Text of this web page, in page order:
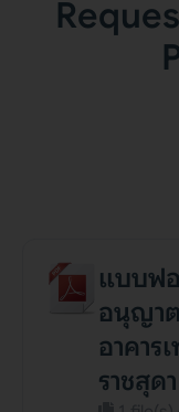
แบบฟ
อนุญา
อาคาร
ราชสุดา